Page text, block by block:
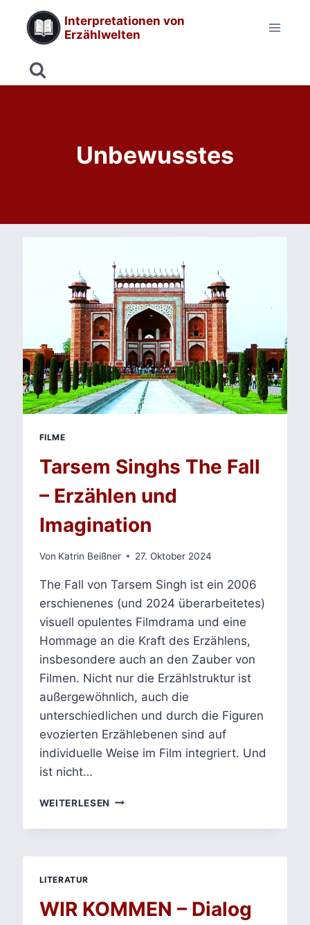
Inhalt
springen
Interpretationen von
Erzählwelten
Unbewusstes
FILME
Tarsem Singhs The Fall
– Erzählen und
Imagination
Von Katrin Beißner 27. Oktober 2024
The Fall von Tarsem Singh ist ein 2006
erschienenes (und 2024 überarbeitetes)
visuell opulentes Filmdrama und eine
Hommage an die Kraft des Erzählens,
insbesondere auch an den Zauber von
Filmen. Nicht nur die Erzählstruktur ist
außergewöhnlich, auch die
unterschiedlichen und durch die Figuren
evozierten Erzählebenen sind auf
individuelle Weise im Film integriert. Und
ist nicht…
WEITERLESEN TARSEM
THE
IMAGINATION
LITERATUR
WIR KOMMEN – Dialog